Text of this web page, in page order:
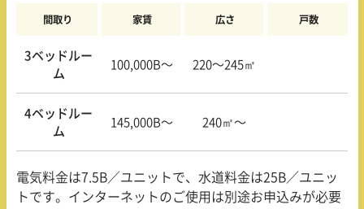
間取り 家賃 広さ 戸数
3ベッドルー
ム
100,000B〜 220〜245㎡
4ベッドルー
ム
145,000B〜 240㎡〜
電気料金は7.5B／ユニットで、水道料金は25B／ユニッ
トです。インターネットのご使用は別途お申込みが必要